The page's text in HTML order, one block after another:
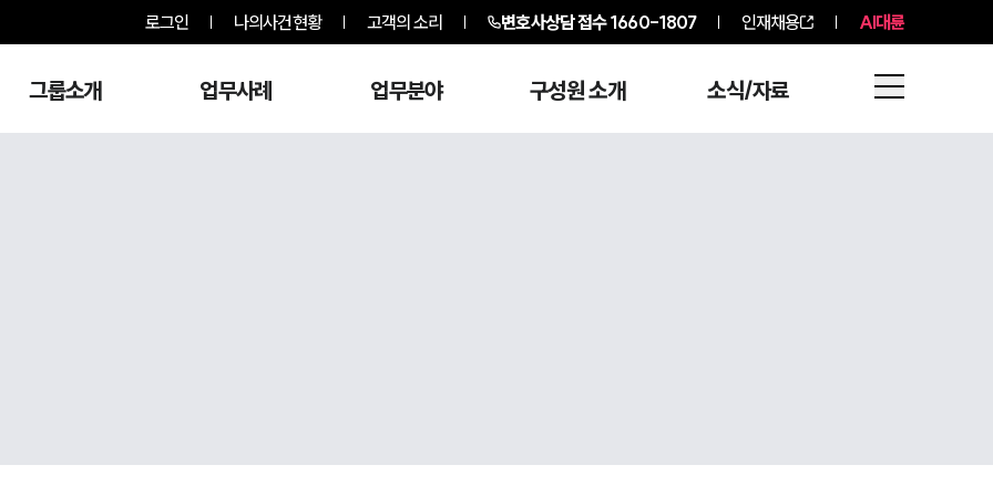
로그인 나의사건현황 고객의 소리 변호사상담 접수1660-1807 인재채용 AI대륜
그룹소개 업무사례 업무분야 구성원 소개 소식/자료